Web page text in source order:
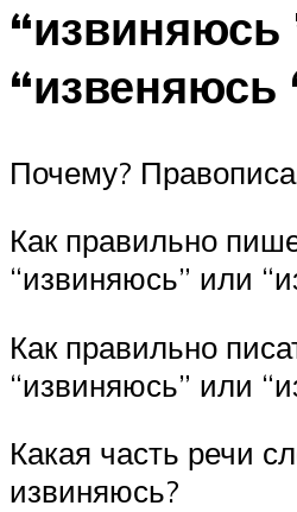
“извиняюсь­
“извеняюсь­
Почему?
Как правильно
“извиняюсь” или
Как правильно
“извиняюсь” или
Какая часть речи
извиняюсь?